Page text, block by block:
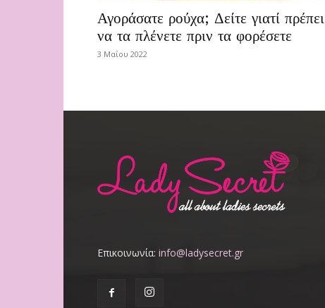
Αγοράσατε ρούχα; Δείτε γιατί πρέπει
να τα πλένετε πριν τα φορέσετε
3 Μαΐου 2022
Επικοινωνία: info@ladysecret.gr